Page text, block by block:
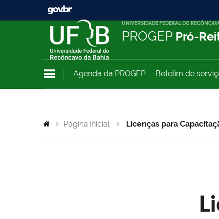
UNIVERSIDADE FEDERAL DO
PROGEP Pró-
Agenda da PROGEP Boletim de
Página inicial Licenças para